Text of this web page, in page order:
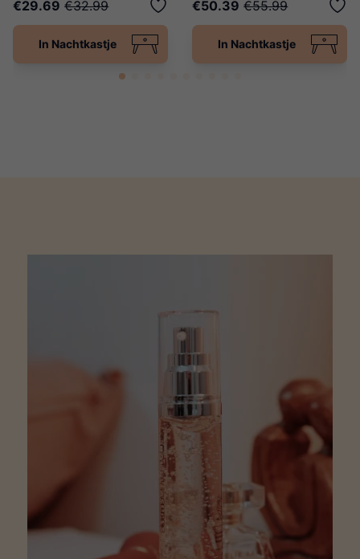
€29.69 €32.99
In Nachtkastje
€50.39 €55.99
In Nachtkastje